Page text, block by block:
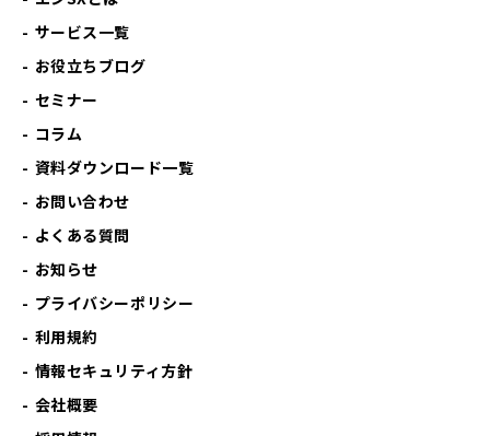
サービス一覧
お役立ちブログ
セミナー
コラム
資料ダウンロード一覧
お問い合わせ
よくある質問
お知らせ
プライバシーポリシー
利用規約
情報セキュリティ方針
会社概要